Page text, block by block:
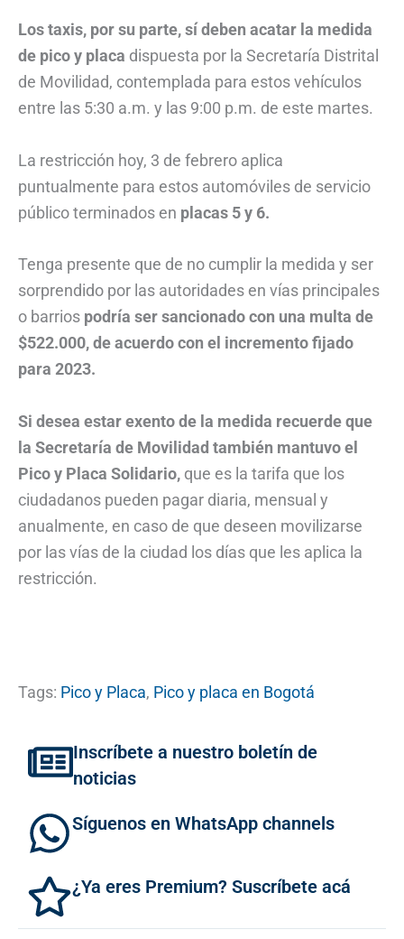
Los taxis, por su parte, sí deben acatar la medida
de pico y placa dispuesta por la Secretaría Distrital
de Movilidad, contemplada para estos vehículos
entre las 5:30 a.m. y las 9:00 p.m. de este martes.
La restricción hoy, 3 de febrero aplica
puntualmente para estos automóviles de servicio
público terminados en placas 5 y 6.
Tenga presente que de no cumplir la medida y ser
sorprendido por las autoridades en vías principales
o barrios podría ser sancionado con una multa de
$522.000, de acuerdo con el incremento fijado
para 2023.
Si desea estar exento de la medida recuerde que
la Secretaría de Movilidad también mantuvo el
Pico y Placa Solidario, que es la tarifa que los
ciudadanos pueden pagar diaria, mensual y
anualmente, en caso de que deseen movilizarse
por las vías de la ciudad los días que les aplica la
restricción.
Tags: Pico y Placa, Pico y placa en Bogotá
Inscríbete a nuestro boletín de
noticias
Síguenos en WhatsApp channels
¿Ya eres Premium? Suscríbete acá